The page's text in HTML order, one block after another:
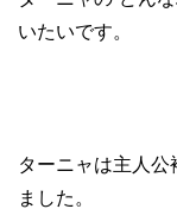
いたいです。
ターニャは主人公
ました。